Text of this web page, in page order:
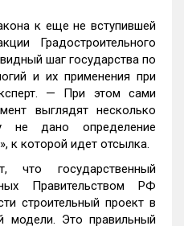
к еще не вступившей
Градостроительного
шаг государства по
и их применения при
— При этом сами
выглядят несколько
не дано определение
к которой идет отсылка.
что государственный
Правительством РФ
строительный проект в
модели. Это правильный